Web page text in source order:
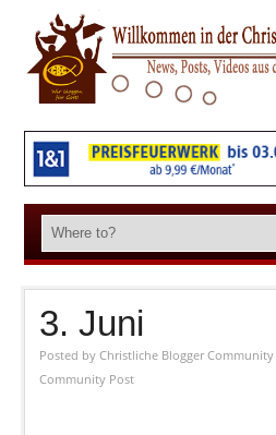
3. Juni
Posted by Christliche Blogger Community
Community Post